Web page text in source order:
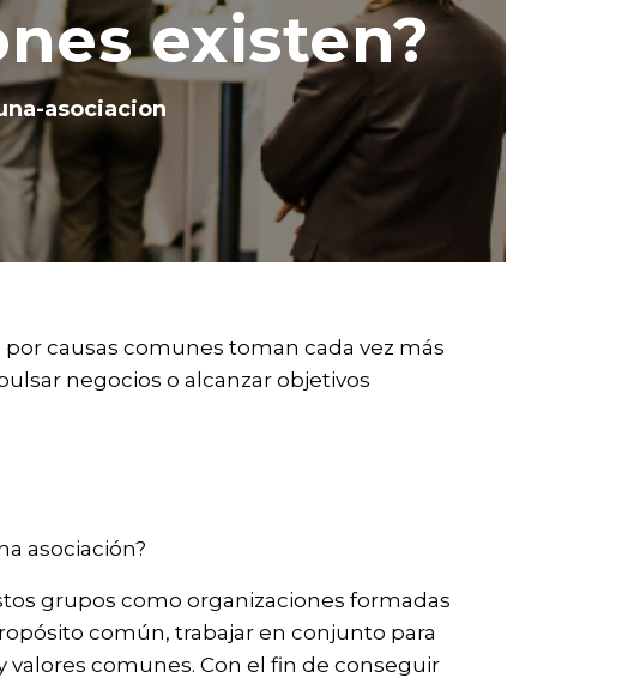
existen?
asociacion
causas comunes toman cada vez más
negocios o alcanzar objetivos
asociación?
grupos como organizaciones formadas
común, trabajar en conjunto para
comunes. Con el fin de conseguir